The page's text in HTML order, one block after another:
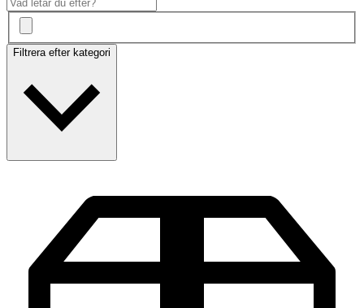
Filtrera efter kategori